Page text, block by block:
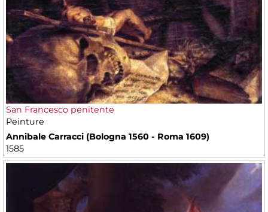
San Francesco penitente
Peinture
Annibale Carracci (Bologna 1560 - Roma 1609)
1585